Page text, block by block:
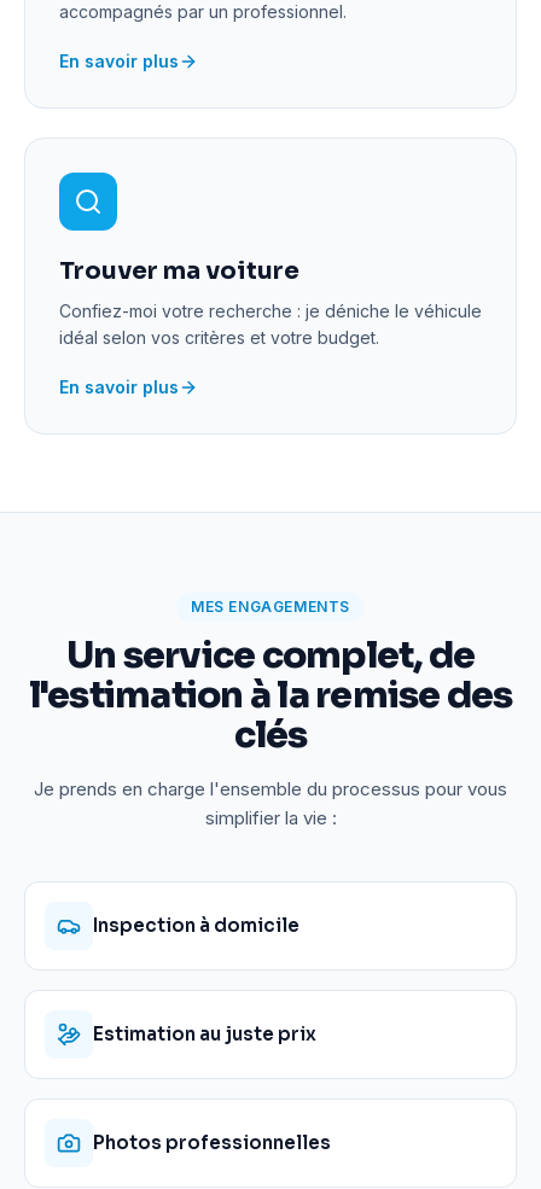
accompagnés par un professionnel.
En savoir plus
Trouver ma voiture
Confiez-moi votre recherche : je déniche le véhicule
idéal selon vos critères et votre budget.
En savoir plus
MES ENGAGEMENTS
Un service complet, de
l'estimation à la remise des
clés
Je prends en charge l'ensemble du processus pour vous
simplifier la vie :
Inspection à domicile
Estimation au juste prix
Photos professionnelles